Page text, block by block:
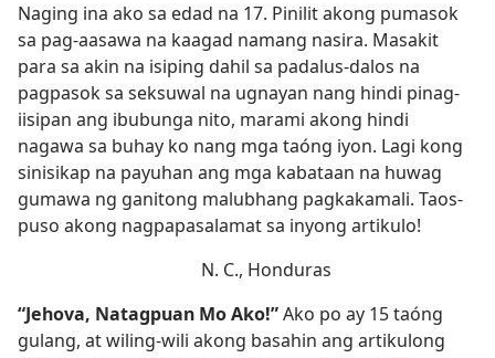
Naging ina ako sa edad na 17. Pinilit akong pumasok
sa pag-aasawa na kaagad namang nasira. Masakit
para sa akin na isiping dahil sa padalus-dalos na
pagpasok sa seksuwal na ugnayan nang hindi pinag-
iisipan ang ibubunga nito, marami akong hindi
nagawa sa buhay ko nang mga taóng iyon. Lagi kong
sinisikap na payuhan ang mga kabataan na huwag
gumawa ng ganitong malubhang pagkakamali. Taos-
puso akong nagpapasalamat sa inyong artikulo!
N. C., Honduras
“Jehova, Natagpuan Mo Ako!”Ako po ay 15 taóng
gulang, at wiling-wili akong basahin ang artikulong